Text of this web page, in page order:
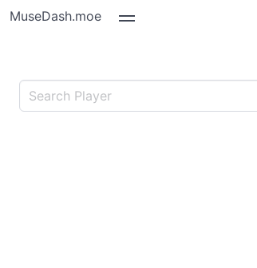
MuseDash.moe